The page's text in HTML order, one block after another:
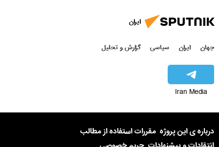
ایران
جهان ایران سیاسی گزارش و تحلیل
Iran Media
درباره ی این پروژه مقررات استفاده از مطالب